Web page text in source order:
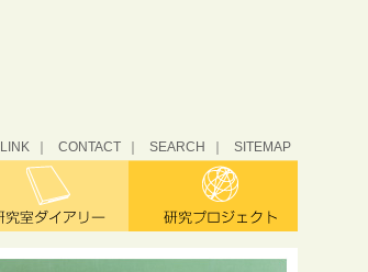
LINK CONTACT SEARCH SITEMAP